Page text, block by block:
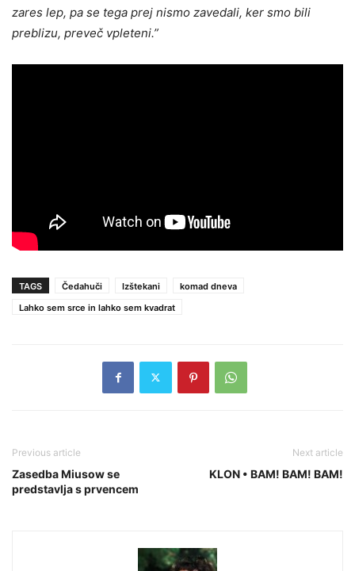
zares lep, pa se tega prej nismo zavedali, ker smo bili
preblizu, preveč vpleteni.”
TAGS Čedahuči Izštekani
komad dneva
Lahko sem srce in lahko sem kvadrat
Previous article
Zasedba Miusow se
predstavlja s prvencem
Next article
KLON • BAM! BAM! BAM!